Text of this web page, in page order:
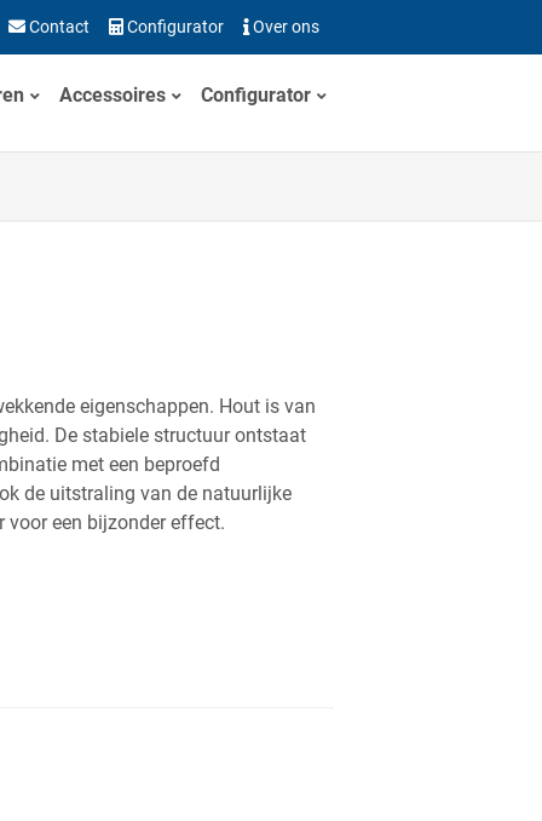
Contact Configurator Over ons
Accessoires Configurator
eigenschappen. Hout is van
De stabiele structuur ontstaat
met een beproefd
de uitstraling van de natuurlijke
voor een bijzonder effect.